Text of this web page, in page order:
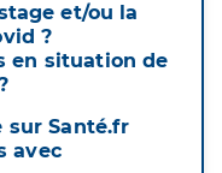
et/ou la
?
en situation de
sur Santé.fr
avec